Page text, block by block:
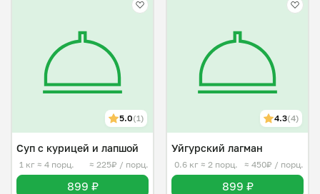
5.0(1)
Суп с курицей и лапшой
1 кг ≈ 4 порц. ≈ 225₽ / порц.
899 ₽
4.3(4)
Уйгурский лагман
0.6 кг ≈ 2 порц. ≈ 450₽ / порц.
899 ₽